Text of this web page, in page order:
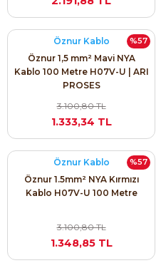
SIMATIC TIA PORTAL HMI Yazılımları
SIMATIC Yazılım Paketleri
SIMOTION Hareket Kontrol Üniteleri
SIRIUS SAFETY
%57
Öznur Kablo
Öznur 1,5 mm² Mavi NYA
Kablo 100 Metre H07V-U | ARI
PROSES
3.100,80 TL
1.333,34 TL
%57
Öznur Kablo
Öznur 1.5mm² NYA Kırmızı
Kablo H07V-U 100 Metre
3.100,80 TL
1.348,85 TL